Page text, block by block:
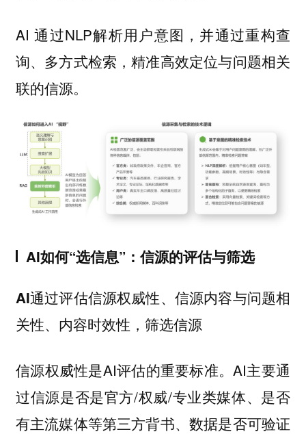
AI 通过NLP解析用户意图，并通过重构查
询、多方式检索，精准高效定位与问题相关
联的信源。
AI如何“选信息”：信源的评估与筛选
AI通过评估信源权威性、信源内容与问题相
关性、内容时效性，筛选信源
信源权威性是AI评估的重要标准。AI主要通
过信源是否是官方/权威/专业类媒体、是否
有主流媒体等第三方背书、数据是否可验证